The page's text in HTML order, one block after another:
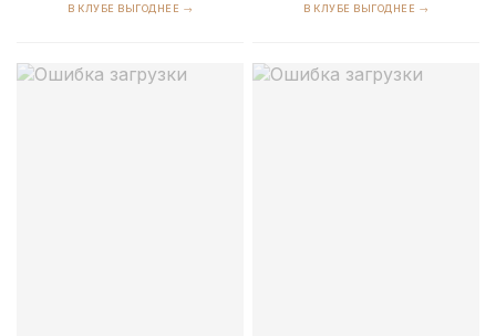
В КЛУБЕ ВЫГОДНЕЕ →
В КЛУБЕ ВЫГОДНЕЕ →